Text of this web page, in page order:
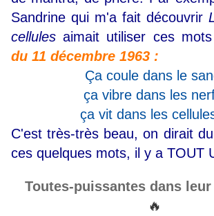
Sandrine qui m'a fait découvrir
cellules aimait utiliser ces
du 11 décembre 1963 :
Ça coule dans le
ça vibre dans les
ça vit dans les
C'est très-très beau, on dirait
ces quelques mots, il y a TOUT
Toutes-puissantes dans
🔥